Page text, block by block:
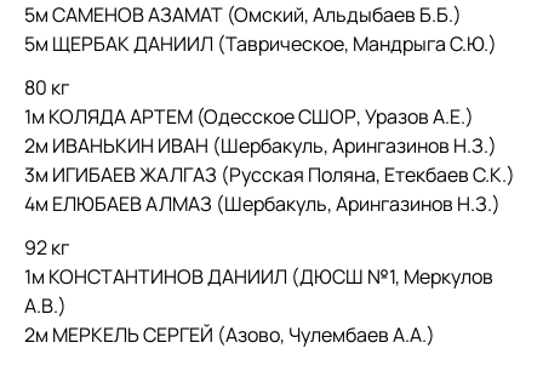
5м САМЕНОВ АЗАМАТ (Омский, Альдыбаев Б.Б.)
5м ЩЕРБАК ДАНИИЛ (Таврическое, Мандрыга С.Ю.)
80 кг
1м КОЛЯДА АРТЕМ (Одесское СШОР, Уразов А.Е.)
2м ИВАНЬКИН ИВАН (Шербакуль, Арингазинов Н.З.)
3м ИГИБАЕВ ЖАЛГАЗ (Русская Поляна, Етекбаев С.К.)
4м ЕЛЮБАЕВ АЛМАЗ (Шербакуль, Арингазинов Н.З.)
92 кг
1м КОНСТАНТИНОВ ДАНИИЛ (ДЮСШ №1, Меркулов
А.В.)
2м МЕРКЕЛЬ СЕРГЕЙ (Азово, Чулембаев А.А.)